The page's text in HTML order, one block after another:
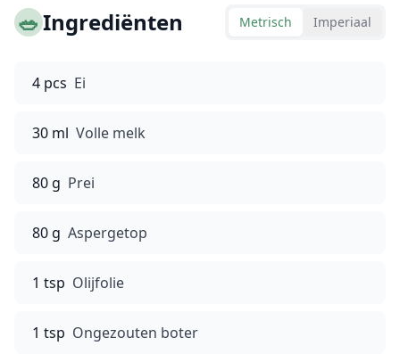
🥗Ingrediënten Metrisch Imperiaal
4 pcs Ei
30 ml Volle melk
80 g Prei
80 g Aspergetop
1 tsp Olijfolie
1 tsp Ongezouten boter